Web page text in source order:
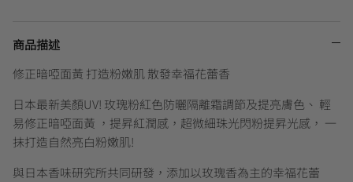
商品描述
修正暗啞面黃 打造粉嫩肌 散發幸福花蕾香
日本最新美顏UV! 玫瑰粉紅色防曬隔離霜調節及提亮膚色、 輕
易修正暗啞面黃 ，提昇紅潤感，超微細珠光閃粉提昇光感， 一
抹打造自然亮白粉嫩肌!
與日本香味研究所共同研發，添加以玫瑰香為主的幸福花蕾